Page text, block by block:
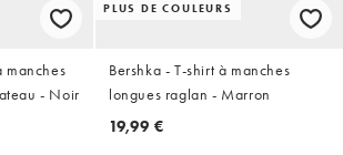
manches
- Noir
PLUS DE COULEURS
Bershka - T-shirt à manches
longues raglan - Marron
19,99 €